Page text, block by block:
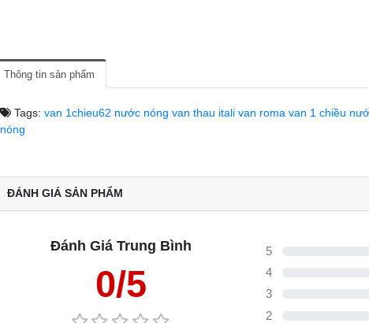
Thông tin sản phẩm
Tags: van 1chieu62 nước nóng van thau itali van roma van 1 chiều
nóng
ĐÁNH GIÁ SẢN PHẨM
Đánh Giá Trung Bình
0/5
5
4
3
2